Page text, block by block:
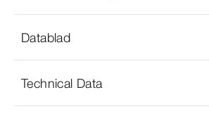
Datablad
Technical Data